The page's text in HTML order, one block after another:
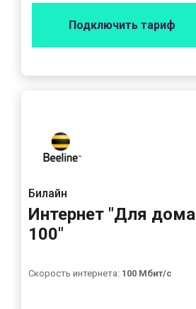
Подключить тариф
Билайн
Интернет "Для дома
100"
Скорость интернета: 100 Мбит/с